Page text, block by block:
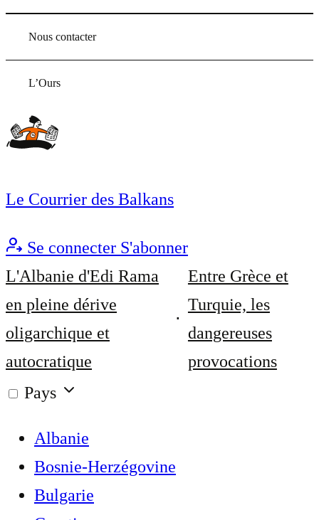
Nous contacter
L’Ours
Le Courrier des Balkans
Se connecter S'abonner
L'Albanie d'Edi Rama
en pleine dérive
oligarchique et
autocratique
Entre Grèce et
Turquie, les
dangereuses
provocations
Pays
Albanie
Bosnie-Herzégovine
Bulgarie